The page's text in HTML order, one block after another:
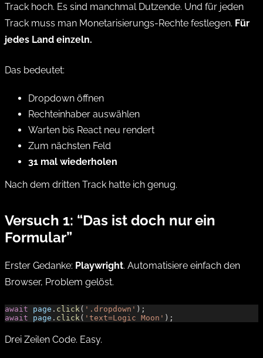
Track hoch. Es sind manchmal Dutzende. Und für jeden
Track muss man Monetarisierungs-Rechte festlegen. Für
jedes Land einzeln.
Das bedeutet:
Dropdown öffnen
Rechteinhaber auswählen
Warten bis React neu rendert
Zum nächsten Feld
31 mal wiederholen
Nach dem dritten Track hatte ich genug.
Versuch 1: “Das ist doch nur ein
Formular”
Erster Gedanke: Playwright. Automatisiere einfach den
Browser, Problem gelöst.
await page . click ( '.dropdown' );
await page . click ( 'text=Logic Moon' );
Drei Zeilen Code. Easy.